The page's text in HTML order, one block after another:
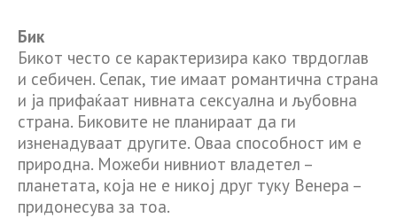
Бик
Бикот често се карактеризира како тврдоглав
и себичен. Сепак, тие имаат романтична страна
и ја прифаќаат нивната сексуална и љубовна
страна. Биковите не планираат да ги
изненадуваат другите. Оваа способност им е
природна. Можеби нивниот владетел –
планетата, која не е никој друг туку Венера –
придонесува за тоа.